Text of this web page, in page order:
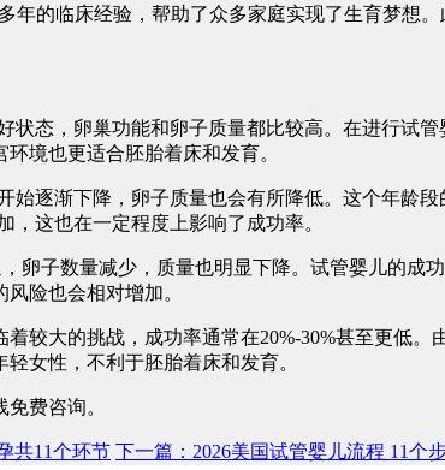
年的临床经验，帮助了众多家庭实现了生育梦
态，卵巢功能和卵子质量都比较高。在进行试
境也更适合胚胎着床和发育。
逐渐下降，卵子质量也会有所降低。这个年龄
，这也在一定程度上影响了成功率。
子数量减少，质量也明显下降。试管婴儿的成
险也会相对增加。
大的挑战，成功率通常在20%-30%甚至更低
女性，不利于胚胎着床和发育。
费咨询。
共11个环节 下一篇：2026美国试管婴儿流程 11个